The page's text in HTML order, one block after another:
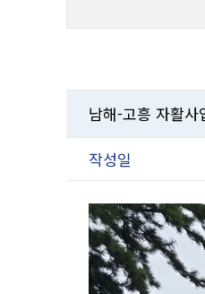
남해-고흥 자활사
작성일